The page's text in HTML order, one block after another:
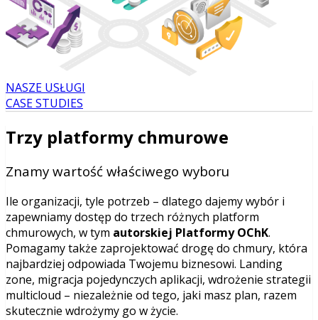
NASZE USŁUGI
CASE STUDIES
Trzy platformy chmurowe
Znamy wartość właściwego wyboru
Ile organizacji, tyle potrzeb – dlatego dajemy wybór i
zapewniamy dostęp do trzech różnych platform
chmurowych, w tym autorskiej Platformy OChK.
Pomagamy także zaprojektować drogę do chmury, która
najbardziej odpowiada Twojemu biznesowi. Landing
zone, migracja pojedynczych aplikacji, wdrożenie strategii
multicloud – niezależnie od tego, jaki masz plan, razem
skutecznie wdrożymy go w życie.